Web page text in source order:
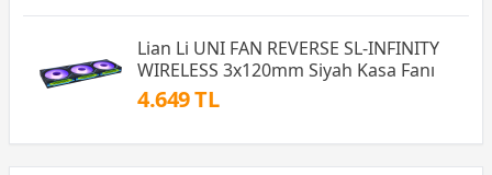
Lian Li UNI FAN REVERSE SL-INFINITY
WIRELESS 3x120mm Siyah Kasa Fanı
4.649 TL